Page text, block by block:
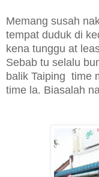
Memang susah
tempat duduk di
kena tunggu at
Sebab tu selalu
balik Taiping time
time la. Biasalah